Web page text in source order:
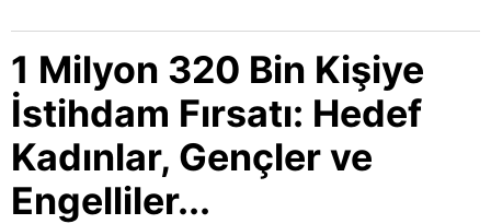
1 Milyon 320 Bin Kişiye
İstihdam Fırsatı: Hedef
Kadınlar, Gençler ve
Engelliler...